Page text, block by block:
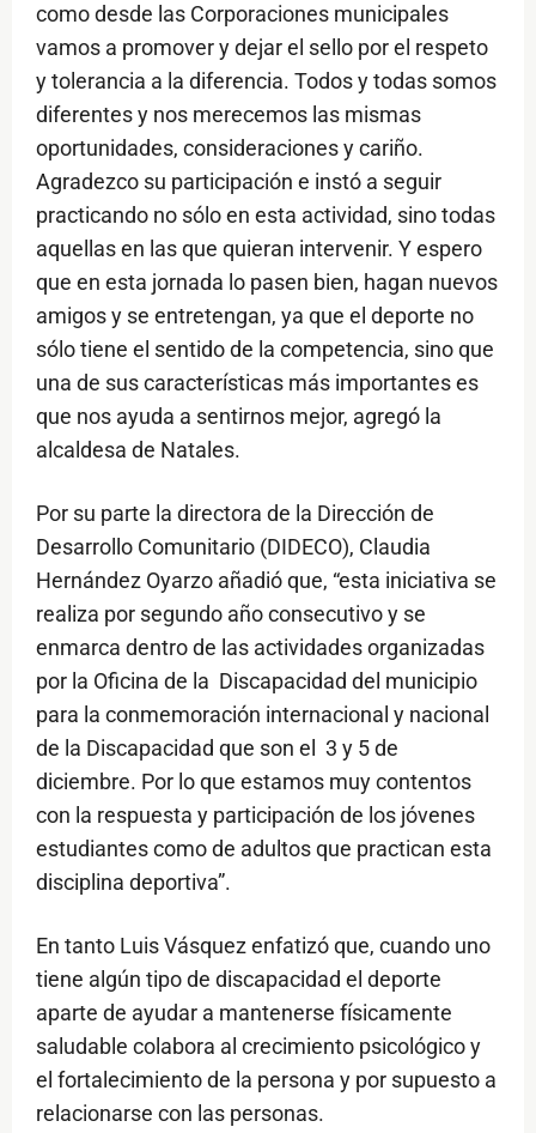
como desde las Corporaciones municipales
vamos a promover y dejar el sello por el respeto
y tolerancia a la diferencia. Todos y todas somos
diferentes y nos merecemos las mismas
oportunidades, consideraciones y cariño.
Agradezco su participación e instó a seguir
practicando no sólo en esta actividad, sino todas
aquellas en las que quieran intervenir. Y espero
que en esta jornada lo pasen bien, hagan nuevos
amigos y se entretengan, ya que el deporte no
sólo tiene el sentido de la competencia, sino que
una de sus características más importantes es
que nos ayuda a sentirnos mejor, agregó la
alcaldesa de Natales.
Por su parte la directora de la Dirección de
Desarrollo Comunitario (DIDECO), Claudia
Hernández Oyarzo añadió que, “esta iniciativa se
realiza por segundo año consecutivo y se
enmarca dentro de las actividades organizadas
por la Oficina de la Discapacidad del municipio
para la conmemoración internacional y nacional
de la Discapacidad que son el 3 y 5 de
diciembre. Por lo que estamos muy contentos
con la respuesta y participación de los jóvenes
estudiantes como de adultos que practican esta
disciplina deportiva”.
En tanto Luis Vásquez enfatizó que, cuando uno
tiene algún tipo de discapacidad el deporte
aparte de ayudar a mantenerse físicamente
saludable colabora al crecimiento psicológico y
el fortalecimiento de la persona y por supuesto a
relacionarse con las personas.